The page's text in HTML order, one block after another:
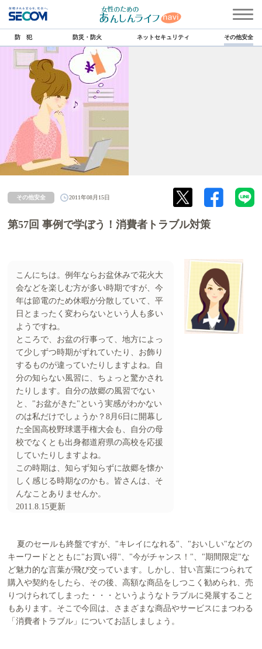
防 犯 防災・防火 ネットセキュリティ その他安全
その他安全 2011年08月15日
第57回 事例で学ぼう！消費者トラブル対策
こんにちは。例年ならお盆休みで花火大
会などを楽しむ方が多い時期ですが、今
年は節電のため休暇が分散していて、平
日とまったく変わらないという人も多い
ようですね。
ところで、お盆の行事って、地方によっ
て少しずつ時期がずれていたり、お飾り
するものが違っていたりしますよね。自
分の知らない風習に、ちょっと驚かされ
たりします。自分の故郷の風習でない
と、"お盆がきた"という実感がわかない
のは私だけでしょうか？8月6日に開幕し
た全国高校野球選手権大会も、自分の母
校でなくとも出身都道府県の高校を応援
していたりしますよね。
この時期は、知らず知らずに故郷を懐か
しく感じる時期なのかも。皆さんは、そ
んなことありませんか。
2011.8.15更新
夏のセールも終盤ですが、"キレイになれる"、"おいしい"などの
キーワードとともに"お買い得"、"今がチャンス！"、"期間限定"な
ど魅力的な言葉が飛び交っています。しかし、甘い言葉につられて
購入や契約をしたら、その後、高額な商品をしつこく勧められ、売
りつけられてしまった・・・というようなトラブルに発展すること
もあります。そこで今回は、さまざまな商品やサービスにまつわる
「消費者トラブル」についてお話しましょう。